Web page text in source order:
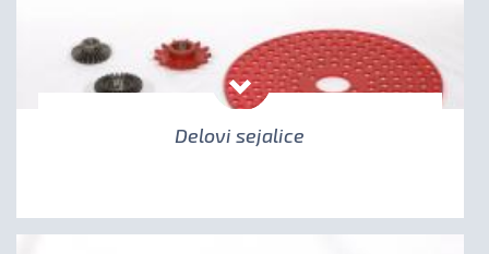
Delovi sejalice